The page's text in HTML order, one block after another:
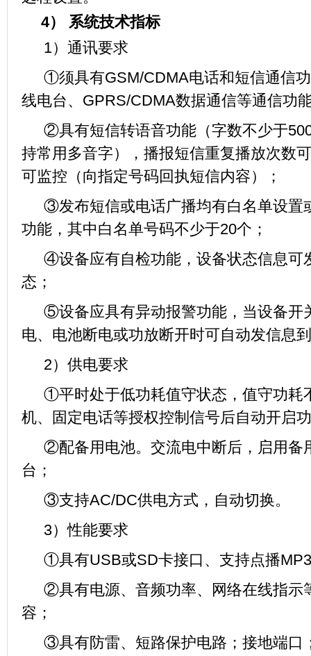
4） 系统技术指标
1）通讯要求
①须具有GSM/CDMA电话和短信通信
线电台、GPRS/CDMA数据通信等通信功
②具有短信转语音功能（字数不少于
持常用多音字），播报短信重复播放次数
可监控（向指定号码回执短信内容）；
③发布短信或电话广播均有白名单设置
功能，其中白名单号码不少于20个；
④设备应有自检功能，设备状态信息可
态；
⑤设备应具有异动报警功能，当设备开
电、电池断电或功放断开时可自动发信息
2）供电要求
①平时处于低功耗值守状态，值守功耗
机、固定电话等授权控制信号后自动开启
②配备用电池。交流电中断后，启用备
台；
③支持AC/DC供电方式，自动切换。
3）性能要求
①具有USB或SD卡接口、支持点播
②具有电源、音频功率、网络在线指示
容；
③具有防雷、短路保护电路；接地端口